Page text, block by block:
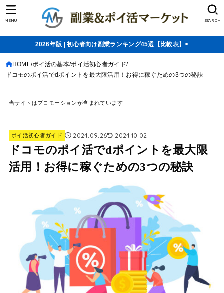
SEARCH
MENU
2026年版 | 初心者向け副業ランキング45選【比較表】>
HOME ポイ活の基本 ポイ活初心者ガイド
ドコモのポイ活でdポイントを最大限活用！お得に稼ぐための3つの秘訣
当サイトはプロモーションが含まれています
ポイ活初心者ガイド 2024.09.26 2024.10.02
ドコモのポイ活でdポイントを最大限
活用！お得に稼ぐための3つの秘訣